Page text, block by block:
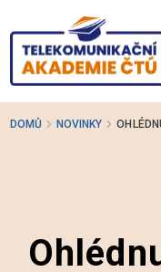
hlavnímu
obsahu
O NÁS
TÉMATA PŘEDNÁŠEK
DOMŮ NOVINKY